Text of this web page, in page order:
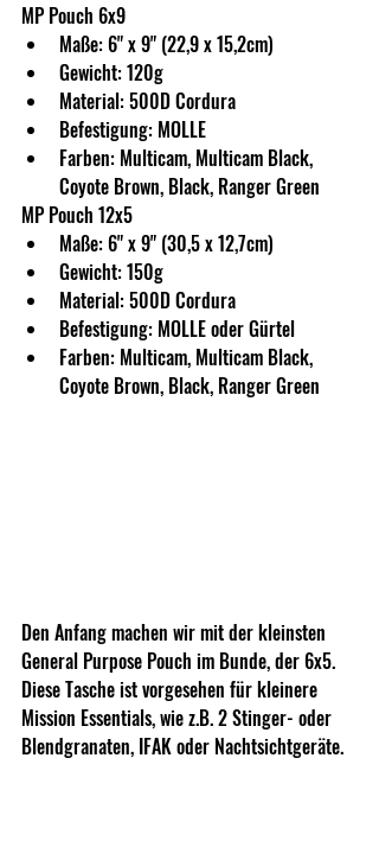
MP Pouch 6x9
Maße: 6" x 9" (22,9 x 15,2cm)
Gewicht: 120g
Material: 500D Cordura
Befestigung: MOLLE
Farben: Multicam, Multicam Black,
Coyote Brown, Black, Ranger Green
MP Pouch 12x5
Maße: 6" x 9" (30,5 x 12,7cm)
Gewicht: 150g
Material: 500D Cordura
Befestigung: MOLLE oder Gürtel
Farben: Multicam, Multicam Black,
Coyote Brown, Black, Ranger Green
Den Anfang machen wir mit der kleinsten
General Purpose Pouch im Bunde, der 6x5.
Diese Tasche ist vorgesehen für kleinere
Mission Essentials, wie z.B. 2 Stinger- oder
Blendgranaten, IFAK oder Nachtsichtgeräte.